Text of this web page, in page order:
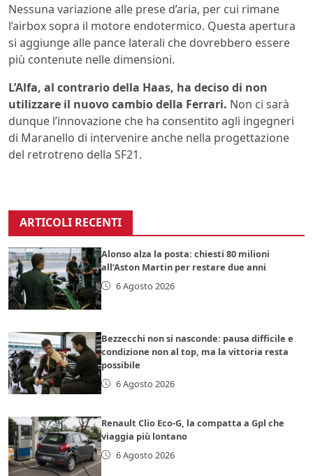
Nessuna variazione alle prese d’aria, per cui rimane
l’airbox sopra il motore endotermico. Questa apertura
si aggiunge alle pance laterali che dovrebbero essere
più contenute nelle dimensioni.
L’Alfa, al contrario della Haas, ha deciso di non
utilizzare il nuovo cambio della Ferrari. Non ci sarà
dunque l’innovazione che ha consentito agli ingegneri
di Maranello di intervenire anche nella progettazione
del retrotreno della SF21.
ARTICOLI RECENTI
Alonso alza la posta: chiesti 80 milioni
all’Aston Martin per restare due anni
6 Agosto 2026
Bezzecchi non si nasconde: pausa difficile e
condizione non al top, ma la vittoria resta
possibile
6 Agosto 2026
Renault Clio Eco-G, la compatta a Gpl che
viaggia più lontano
6 Agosto 2026